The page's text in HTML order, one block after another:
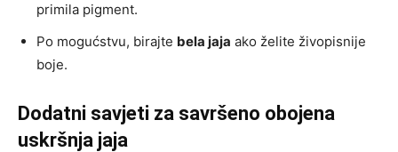
primila pigment.
Po mogućstvu, birajte bela jaja ako želite živopisnije
boje.
Dodatni savjeti za savršeno obojena
uskršnja jaja